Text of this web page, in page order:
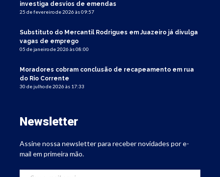
investiga desvios de emendas
25 de fevereiro de 2026 às 09:57
Substituto do Mercantil Rodrigues em Juazeiro já divulga
vagas de emprego
05 de janeiro de 2026 às 08:00
Moradores cobram conclusão de recapeamento em rua
do Rio Corrente
30 de julho de 2026 às 17:33
Newsletter
Assine nossa newsletter para receber novidades por e-
mail em primeira mão.